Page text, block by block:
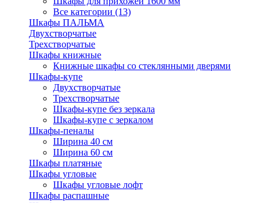
Все категории (13)
Шкафы ПАЛЬМА
Двухстворчатые
Трехстворчатые
Шкафы книжные
Книжные шкафы со стеклянными дверями
Шкафы-купе
Двухстворчатые
Трехстворчатые
Шкафы-купе без зеркала
Шкафы-купе с зеркалом
Шкафы-пеналы
Ширина 40 см
Ширина 60 см
Шкафы платяные
Шкафы угловые
Шкафы угловые лофт
Шкафы распашные